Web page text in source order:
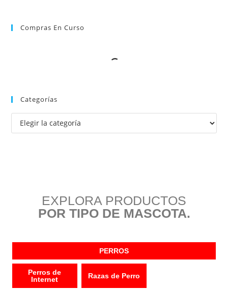
Compras En Curso
Categorías
EXPLORA PRODUCTOS
POR TIPO DE MASCOTA.
PERROS
Perros de
Internet
Razas de Perro